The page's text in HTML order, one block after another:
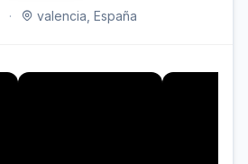
· valencia, España